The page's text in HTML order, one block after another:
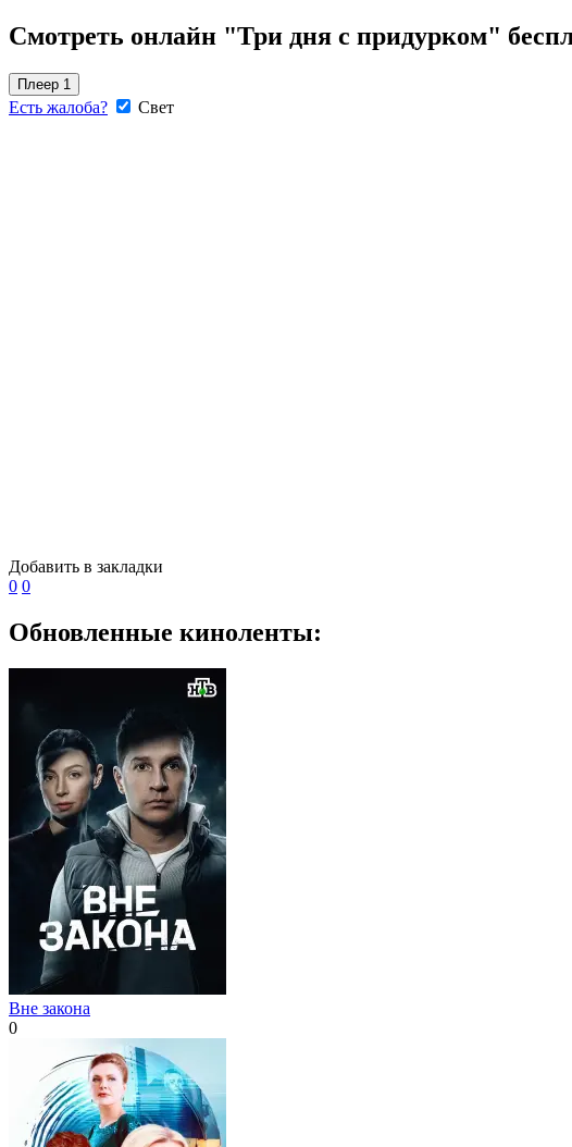
Смотреть онлайн "Три дня с придурком"
Плеер 1
Есть жалоба? Свет
Добавить в закладки
0 0
Обновленные киноленты:
Вне закона
0